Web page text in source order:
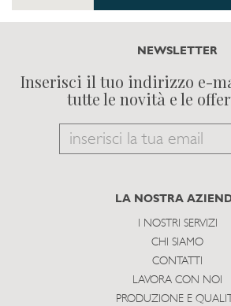
NEWSLETTER
Inserisci il tuo indirizzo e-
tutte le novità e le
Email
subscribe
LA NOSTRA
I NOSTRI SERVIZI
CHI SIAMO
CONTATTI
LAVORA CON NOI
PRODUZIONE E